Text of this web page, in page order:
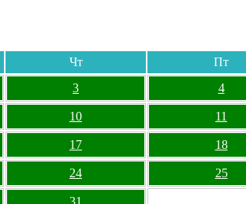
Чт Пт
3 4
10 11
17 18
24 25
31